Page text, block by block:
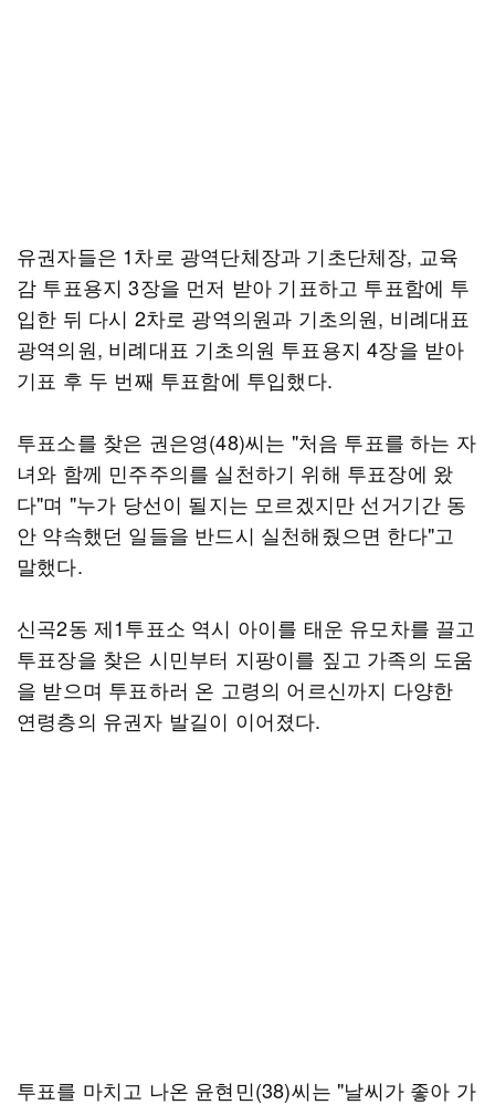
유권자들은 1차로 광역단체장과 기초단체장, 교육
감 투표용지 3장을 먼저 받아 기표하고 투표함에 투
입한 뒤 다시 2차로 광역의원과 기초의원, 비례대표
광역의원, 비례대표 기초의원 투표용지 4장을 받아
기표 후 두 번째 투표함에 투입했다.
투표소를 찾은 권은영(48)씨는 "처음 투표를 하는 자
녀와 함께 민주주의를 실천하기 위해 투표장에 왔
다"며 "누가 당선이 될지는 모르겠지만 선거기간 동
안 약속했던 일들을 반드시 실천해줬으면 한다"고
말했다.
신곡2동 제1투표소 역시 아이를 태운 유모차를 끌고
투표장을 찾은 시민부터 지팡이를 짚고 가족의 도움
을 받으며 투표하러 온 고령의 어르신까지 다양한
연령층의 유권자 발길이 이어졌다.
투표를 마치고 나온 윤현민(38)씨는 "날씨가 좋아 가